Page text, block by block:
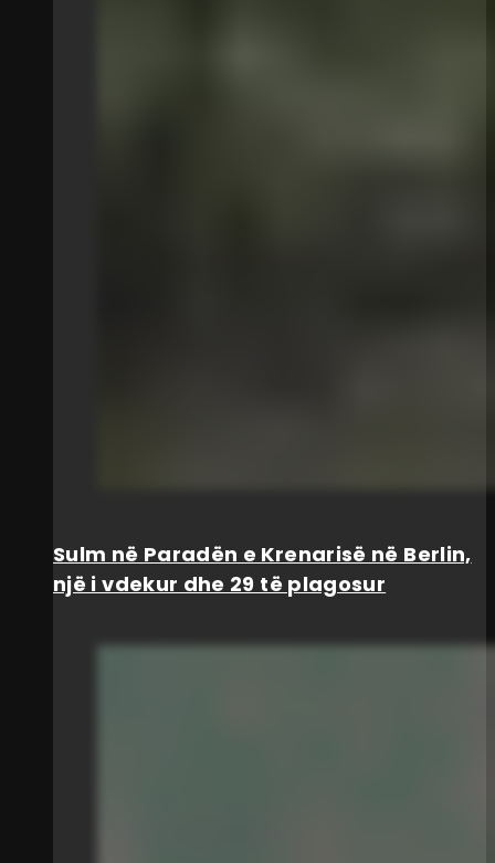
Sulm në Paradën e Krenarisë në Berlin,
një i vdekur dhe 29 të plagosur